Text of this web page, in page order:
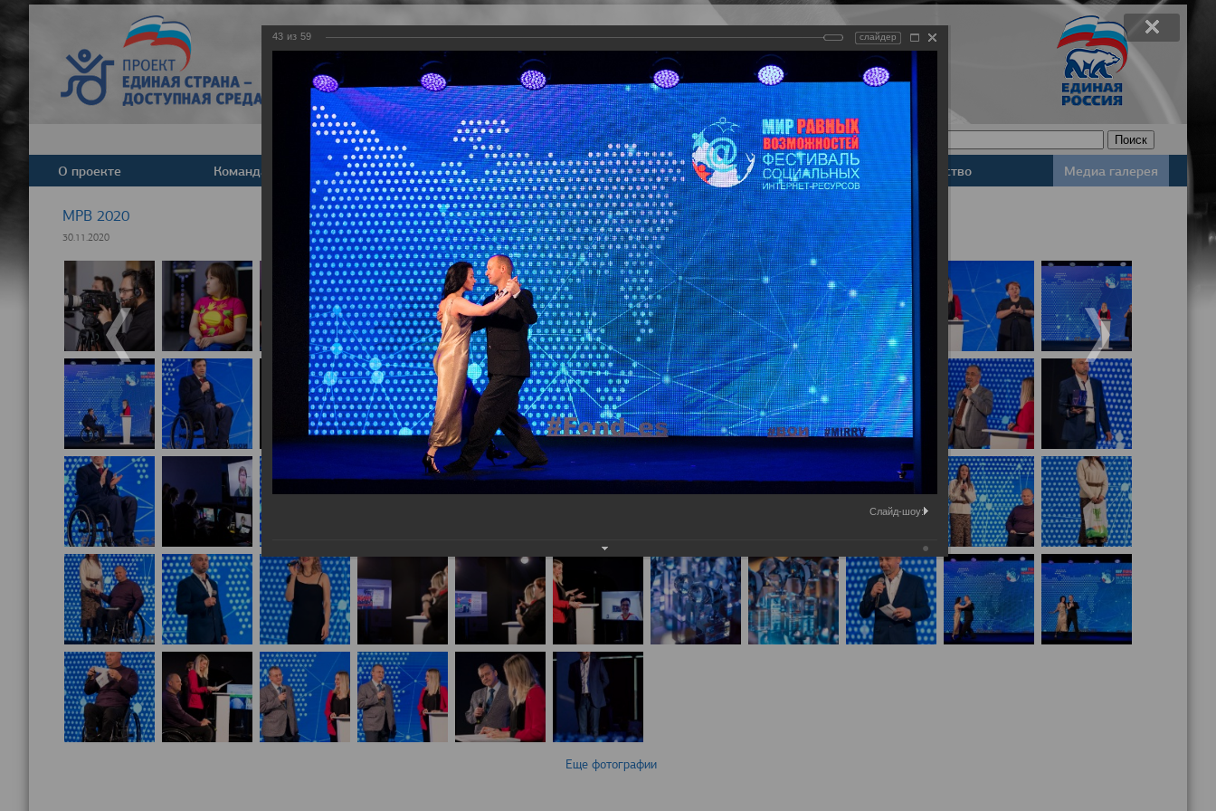
Задать вопрос
Версия для слабовидящих
О проекте Команда Новости Деятельность Базы данных Законодательство Медиа галерея
МРВ 2020
30.11.2020
Еще фотографии
43 из 59 слайдер
Слайд-шоу: